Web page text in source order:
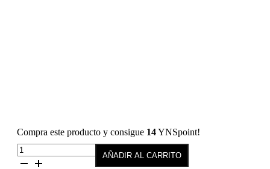
Compra este producto y consigue 14YNSpoint!
Esmalte
semipermanente
AÑADIR AL CARRITO